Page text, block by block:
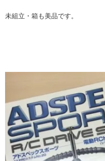
未組立・箱も美品です。